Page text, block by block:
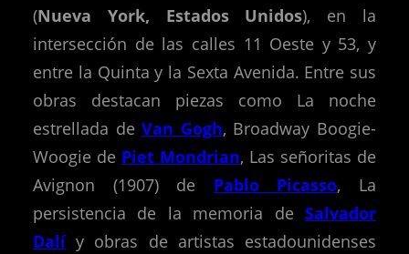
(Nueva York, Estados Unidos), en la
intersección de las calles 11 Oeste y 53, y
entre la Quinta y la Sexta Avenida. Entre sus
obras destacan piezas como La noche
estrellada deVan Gogh, Broadway Boogie-
Woogie de Piet Mondrian, Las señoritas de
Avignon (1907) de Pablo Picasso, La
persistencia de la memoria de Salvador
Dalíy obras de artistas estadounidenses